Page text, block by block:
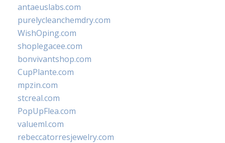
antaeuslabs.com
purelycleanchemdry.com
WishOping.com
shoplegacee.com
bonvivantshop.com
CupPlante.com
mpzin.com
stcreal.com
PopUpFlea.com
valueml.com
rebeccatorresjewelry.com